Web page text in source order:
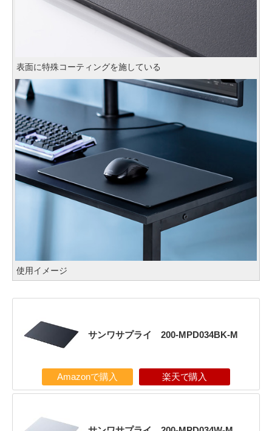
表面に特殊コーティングを施している
使用イメージ
サンワサプライ 200-MPD034BK-M
Amazonで購入 楽天で購入